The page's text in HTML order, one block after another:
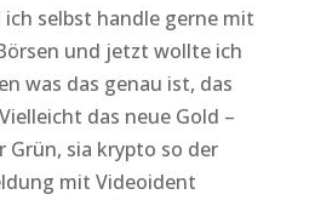
selbst handle gerne mit
und jetzt wollte ich
was das genau ist, das
das neue Gold –
Grün, sia krypto so der
mit Videoident